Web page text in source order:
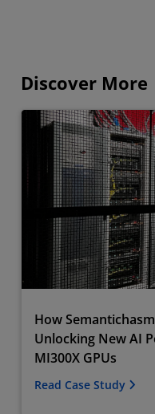
Discover More
How
Unlocking New AI
MI300X GPUs
Read Case Study